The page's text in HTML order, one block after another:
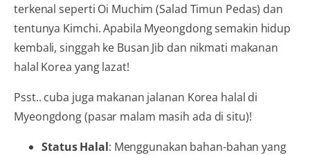
terkenal seperti Oi Muchim (Salad Timun Pedas) dan
tentunya Kimchi. Apabila Myeongdong semakin hidup
kembali, singgah ke Busan Jib dan nikmati makanan
halal Korea yang lazat!
Psst.. cuba juga makanan jalanan Korea halal di
Myeongdong (pasar malam masih ada di situ)!
Status Halal: Menggunakan bahan-bahan yang